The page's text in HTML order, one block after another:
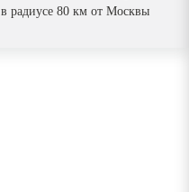
в радиусе 80 км от Москвы